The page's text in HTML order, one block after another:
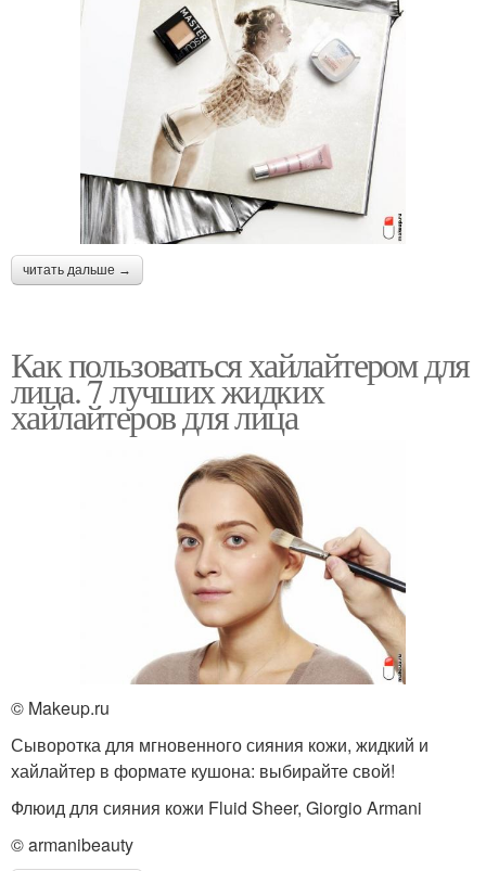
читать дальше →
Как пользоваться хайлайтером для
лица. 7 лучших жидких
хайлайтеров для лица
© Makeup.ru
Сыворотка для мгновенного сияния кожи, жидкий и
хайлайтер в формате кушона: выбирайте свой!
Флюид для сияния кожи Fluid Sheer, Giorgio Armani
© armanibeauty